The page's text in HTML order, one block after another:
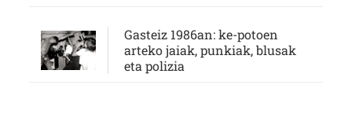
Gasteiz 1986an: ke-potoen
arteko jaiak, punkiak, blusak
eta polizia